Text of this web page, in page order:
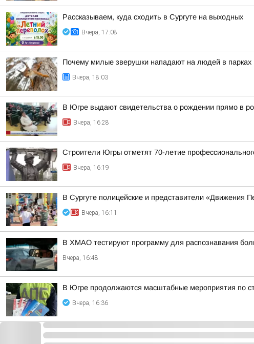
Рассказываем, куда сходить в Сургуте на выходных
Вчера, 17:08
Почему милые зверушки нападают на людей в парках
Вчера, 18:03
В Югре выдают свидетельства о рождении прямо в
Вчера, 16:28
Строители Югры отметят 70-летие
Вчера, 16:19
В Сургуте полицейские и представители «Движения
Вчера, 16:11
В ХМАО тестируют программу для распознавания
Вчера, 16:48
В Югре продолжаются масштабные мероприятия по
Вчера, 16:36